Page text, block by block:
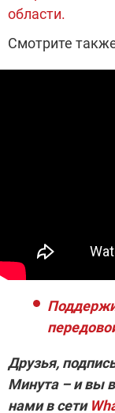
области.
Смотрите
Друзья,
Минута – и вы
нами в сети